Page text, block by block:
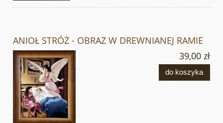
ANIOŁ STRÓŻ - OBRAZ W DREWNIANEJ RAMIE
39,00 zł
do koszyka